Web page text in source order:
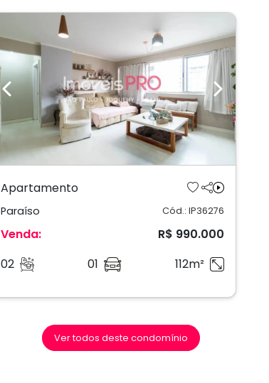
Previous Next
Apartamento
Paraíso Cód.: IP36276
Venda:
R$ 990.000
02
01 112m²
Ver todos deste condomínio